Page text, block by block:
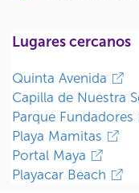
Lugares cercanos
Quinta Avenida
Capilla de Nuestra
Parque Fundadores
Playa Mamitas
Portal Maya
Playacar Beach